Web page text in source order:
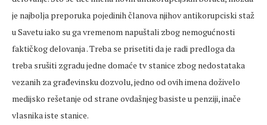
je najbolja preporuka pojedinih članova njihov antikorupciski staž
u Savetu iako su ga vremenom napuštali zbog nemogućnosti
faktičkog delovanja . Treba se prisetiti da je radi predloga da
treba srušiti zgradu jedne domaće tv stanice zbog nedostataka
vezanih za građevinsku dozvolu, jedno od ovih imena doživelo
medijsko rešetanje od strane ovdašnjeg basiste u penziji, inače
vlasnika iste stanice.